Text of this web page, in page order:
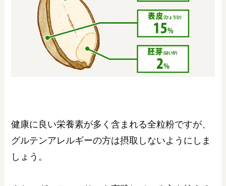
健康に良い栄養素が多く含まれる全粒粉ですが、
グルテンアレルギーの方は摂取しないようにしま
しょう。